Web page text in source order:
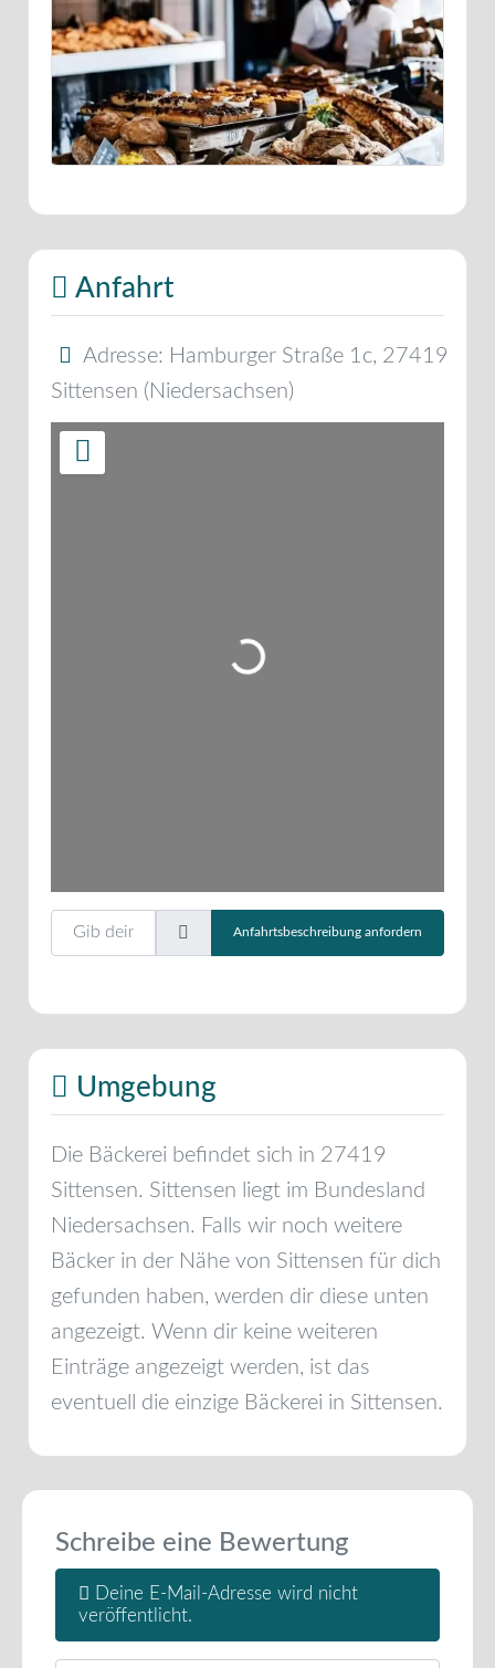
Anfahrt
Adresse: Hamburger Straße 1c, 27419
Sittensen ( Niedersachsen)
Wird geladen …
Gib deinen Standort ein.
Anfahrtsbeschreibung anfordern
Umgebung
Die Bäckerei befindet sich in 27419
Sittensen. Sittensen liegt im Bundesland
Niedersachsen. Falls wir noch weitere
Bäcker in der Nähe von Sittensen für dich
gefunden haben, werden dir diese unten
angezeigt. Wenn dir keine weiteren
Einträge angezeigt werden, ist das
eventuell die einzige Bäckerei in Sittensen.
Schreibe eine Bewertung
Deine E-Mail-Adresse wird nicht
veröffentlicht.